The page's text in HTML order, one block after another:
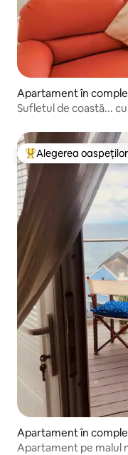
Apartament în
dd
Sufletul de coastă...
Locuință din topul
Alegerea oaspeților
Apartament în
on
Apartament pe malul